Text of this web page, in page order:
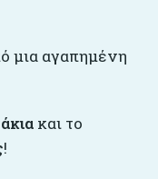
μια αγαπημένη
και το
!